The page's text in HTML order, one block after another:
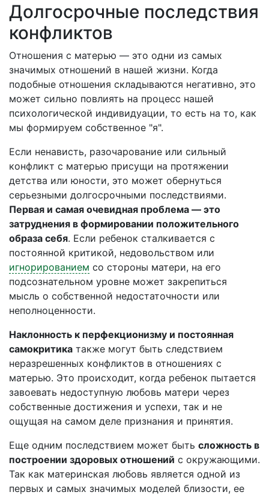
Долгосрочные последствия
конфликтов
Отношения с матерью — это одни из самых
значимых отношений в нашей жизни. Когда
подобные отношения складываются негативно, это
может сильно повлиять на процесс нашей
психологической индивидуации, то есть на то, как
мы формируем собственное "я".
Если ненависть, разочарование или сильный
конфликт с матерью присущи на протяжении
детства или юности, это может обернуться
серьезными долгосрочными последствиями.
Первая и самая очевидная проблема — это
затруднения в формировании положительного
образа себя. Если ребенок сталкивается с
постоянной критикой, недовольством или
игнорированием со стороны матери, на его
подсознательном уровне может закрепиться
мысль о собственной недостаточности или
неполноценности.
Наклонность к перфекционизму и постоянная
самокритика также могут быть следствием
неразрешенных конфликтов в отношениях с
матерью. Это происходит, когда ребенок пытается
завоевать недоступную любовь матери через
собственные достижения и успехи, так и не
ощущая на самом деле признания и принятия.
Еще одним последствием может быть сложность в
построении здоровых отношений с окружающими.
Так как материнская любовь является одной из
первых и самых значимых моделей близости, ее